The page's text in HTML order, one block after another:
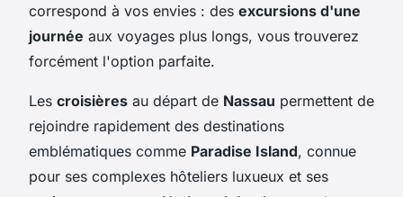
correspond à vos envies : des excursions d'une
journée aux voyages plus longs, vous trouverez
forcément l'option parfaite.
Les croisières au départ de Nassau permettent de
rejoindre rapidement des destinations
emblématiques comme Paradise Island, connue
pour ses complexes hôteliers luxueux et ses